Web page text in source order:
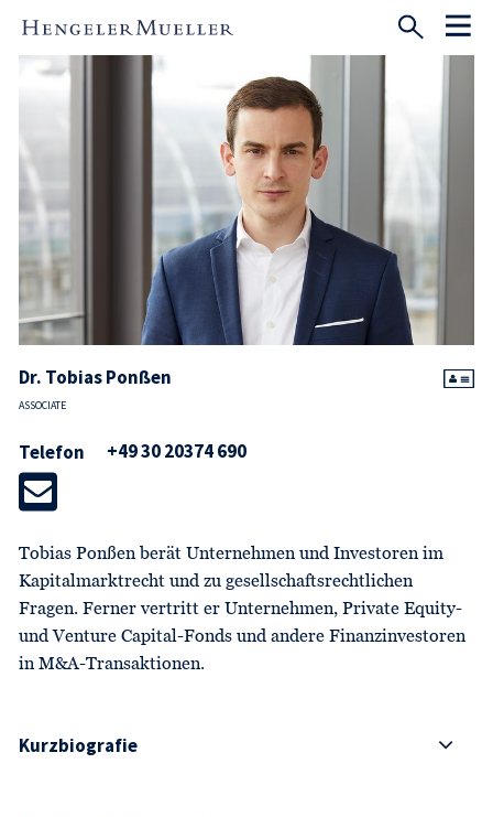
Dr. Tobias Ponßen
ASSOCIATE
Telefon +49 30 20374 690
Tobias Ponßen berät Unternehmen und Investoren im
Kapitalmarktrecht und zu gesellschaftsrechtlichen
Fragen. Ferner vertritt er Unternehmen, Private Equity-
und Venture Capital-Fonds und andere Finanzinvestoren
in M&A-Transaktionen.
Kurzbiografie